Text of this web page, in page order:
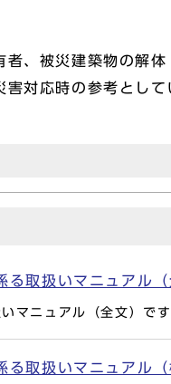
、被災建築物の解
対応時の参考とし
る取扱いマニュア
マニュアル（全文）です
る取扱いマニュア